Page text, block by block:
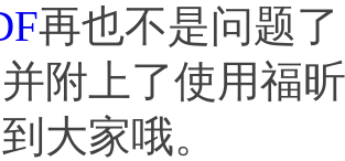
再也不是问题
附上了使用福
大家哦。